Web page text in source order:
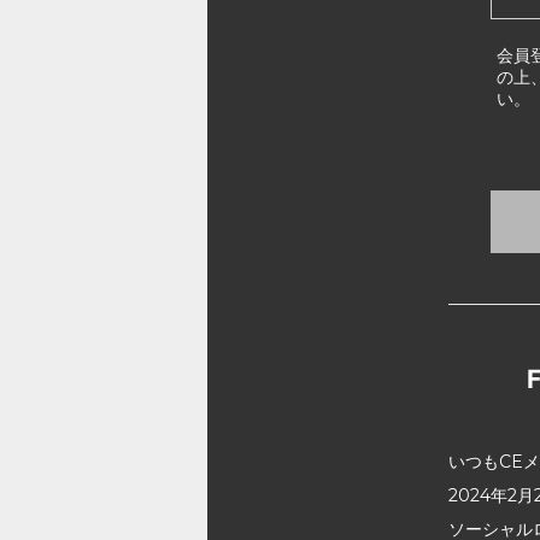
会員
の上
い。
いつもCE
2024年2月
ソーシャ